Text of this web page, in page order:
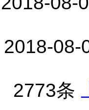
2018-08-
2773条